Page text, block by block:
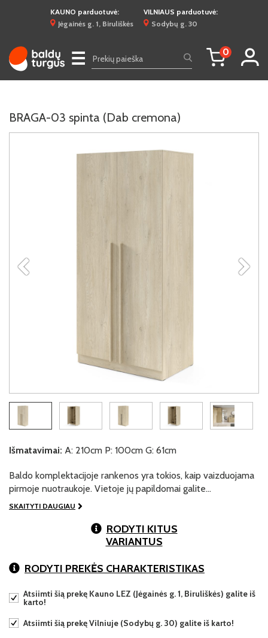
KAUNO parduotuvė:
Jėgainės g. 1, Biruliškės
VILNIAUS parduotuvė:
Sodybų g. 30
☰ 0
BRAGA-03 spinta (Dab cremona)
Išmatavimai: A: 210cm P: 100cm G: 61cm
Baldo komplektacijoje rankenos yra tokios, kaip vaizduojama
pirmoje nuotraukoje. Vietoje jų papildomai galite…
SKAITYTI DAUGIAU
RODYTI KITUS
VARIANTUS
RODYTI PREKĖS CHARAKTERISTIKAS
Atsiimti šią prekę Kauno LEZ (Jėgainės g. 1, Biruliškės) galite iš
karto!
Atsiimti šią prekę Vilniuje (Sodybų g. 30) galite iš karto!